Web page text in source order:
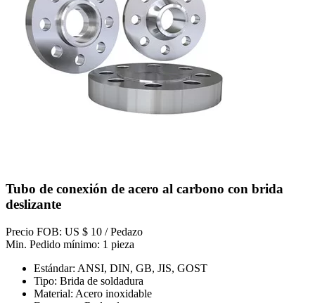
Tubo de conexión de acero al carbono con brida
deslizante
Precio FOB: US $ 10 / Pedazo
Min. Pedido mínimo: 1 pieza
Estándar: ANSI, DIN, GB, JIS, GOST
Tipo: Brida de soldadura
Material: Acero inoxidable